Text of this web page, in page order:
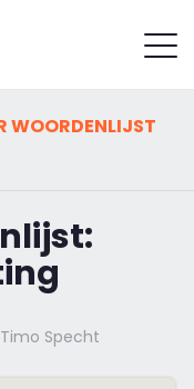
WOORDENLIJST
Timo Specht